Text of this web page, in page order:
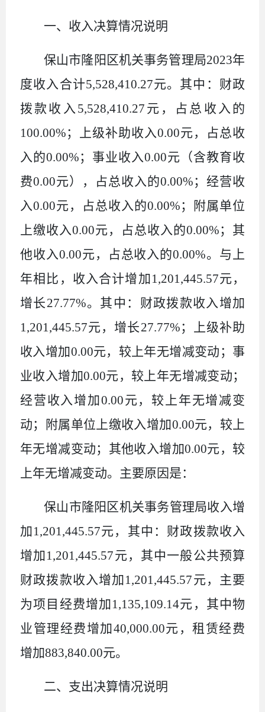
一、收入决算情况说明
保山市隆阳区机关事务管理局2023年
度收入合计5,528,410.27元。其中：财政
拨款收入5,528,410.27元，占总收入的
100.00%；上级补助收入0.00元，占总收
入的0.00%；事业收入0.00元（含教育收
费0.00元），占总收入的0.00%；经营收
入0.00元，占总收入的0.00%；附属单位
上缴收入0.00元，占总收入的0.00%；其
他收入0.00元，占总收入的0.00%。与上
年相比，收入合计增加1,201,445.57元，
增长27.77%。其中：财政拨款收入增加
1,201,445.57元，增长27.77%；上级补助
收入增加0.00元，较上年无增减变动；事
业收入增加0.00元，较上年无增减变动；
经营收入增加0.00元，较上年无增减变
动；附属单位上缴收入增加0.00元，较上
年无增减变动；其他收入增加0.00元，较
上年无增减变动。主要原因是：
保山市隆阳区机关事务管理局收入增
加1,201,445.57元，其中：财政拨款收入
增加1,201,445.57元，其中一般公共预算
财政拨款收入增加1,201,445.57元，主要
为项目经费增加1,135,109.14元，其中物
业管理经费增加40,000.00元，租赁经费
增加883,840.00元。
二、支出决算情况说明